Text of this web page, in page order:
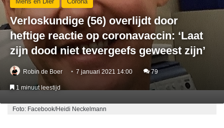
Verloskundige (56) overlijdt door
heftige reactie op coronavaccin: ‘Laat
zijn dood niet tevergeefs geweest zijn’
Robin de Boer 7 januari 2021 14:00 79
1 minuut leestijd
Foto: Facebook/Heidi Neckelmann